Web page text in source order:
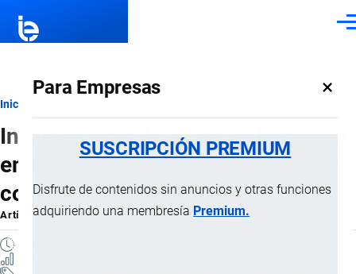
Para Empresas ×
SUSCRIPCIÓN PREMIUM
Disfrute de contenidos sin anuncios y otras funciones
adquiriendo una membresía Premium.
Ruta
de
navegación
Inicio
Incautan más de 51 kg de ketamina
en frontera de Ecuador en operativo
contra el narcotráfico
ArtículoporJaime Mise, 3 Julio, 2026